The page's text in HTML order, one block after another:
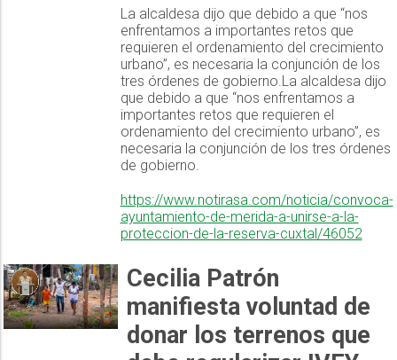
La alcaldesa dijo que debido a que “nos
enfrentamos a importantes retos que
requieren el ordenamiento del crecimiento
urbano”, es necesaria la conjunción de los
tres órdenes de gobierno.La alcaldesa dijo
que debido a que “nos enfrentamos a
importantes retos que requieren el
ordenamiento del crecimiento urbano”, es
necesaria la conjunción de los tres órdenes
de gobierno.
https://www.notirasa.com/noticia/convoca-
ayuntamiento-de-merida-a-unirse-a-la-
proteccion-de-la-reserva-cuxtal/46052
Cecilia Patrón
manifiesta voluntad de
donar los terrenos que